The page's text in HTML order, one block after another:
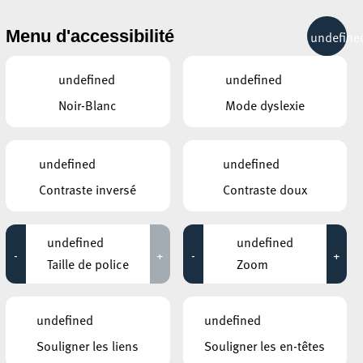
RÉCRÉATION MOBILITÉ
ÉVÉNEMENTS CONTINUS
12 NOVEMBRE 2020
Eric Mangen – MONUMENTA X
Jusqu'au 14 novembre
Fackelwanderung – Marche aux
flambeaux – Torch Hike
Jusqu'au 14 novembre
11°C
Menu d'accessibilité
undefined
Noir-Blanc
undefined
Mode dyslexie
undefined
Contraste inversé
undefined
Contraste doux
-
undefined
Taille de police
+ -
undefined
Zoom
+
undefined
Souligner les liens
undefined
Souligner les en-têtes